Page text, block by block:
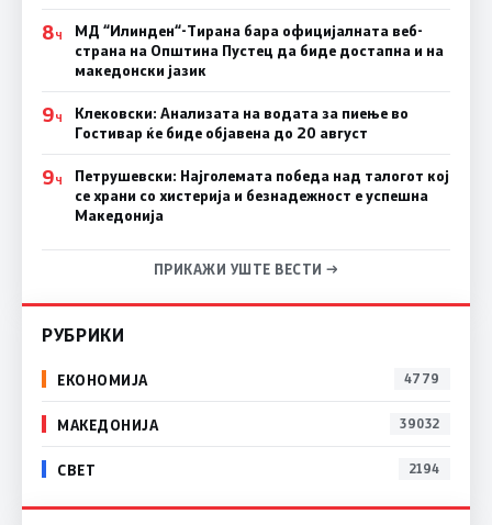
8Ч
МД “Илинден“-Тирана бара официјалната веб-
страна на Општина Пустец да биде достапна и на
македонски јазик
9Ч
Клековски: Анализата на водата за пиење во
Гостивар ќе биде објавена до 20 август
9Ч
Петрушевски: Најголемата победа над талогот кој
се храни со хистерија и безнадежност е успешна
Македонија
ПРИКАЖИ УШТЕ ВЕСТИ →
РУБРИКИ
ЕКОНОМИЈА 4779
МАКЕДОНИЈА 39032
СВЕТ 2194